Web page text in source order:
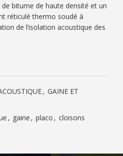
bitume de haute densité et un
réticulé thermo soudé à
de l’isolation acoustique des
, GAINE ET
, gaine , placo , cloisons